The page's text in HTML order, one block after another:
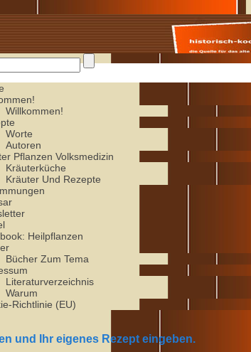
online
Willkommen!
Worte
Autoren
Pflanzen Volksmedizin
Kräuterküche
Kräuter Und Rezepte
Heilpflanzen
Bücher Zum Tema
Literaturverzeichnis
Warum
Richtlinie (EU)
und Ihr eigenes Rezept eingeben.